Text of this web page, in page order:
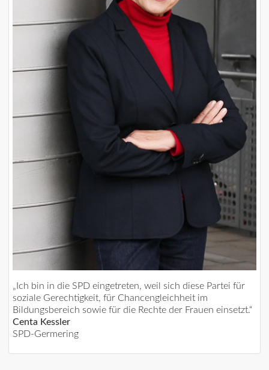
„Ich bin in die SPD eingetreten, weil sich diese Partei für
soziale Gerechtigkeit, für Chancengleichheit im
Bildungsbereich sowie für die Rechte der Frauen einsetzt.“
Centa Kessler
SPD-Germering